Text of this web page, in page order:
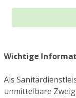
Wichtige
Als
unmittelbare